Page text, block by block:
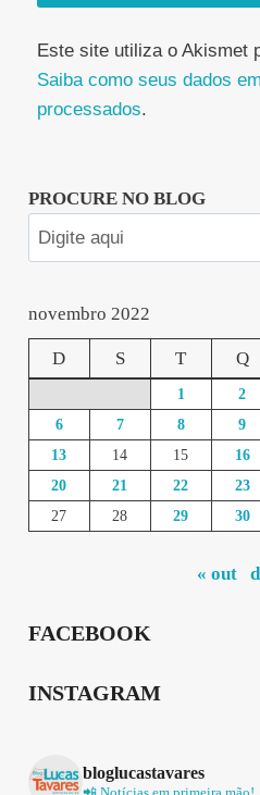
Este site utiliza o Akismet
Saiba como seus dados
processados.
PROCURE NO BLOG
novembro 2022
D S T Q
1 2
6
7 8 9
13
14 15 16
20
21 22 23
27
28 29 30
« out
FACEBOOK
INSTAGRAM
bloglucastavares